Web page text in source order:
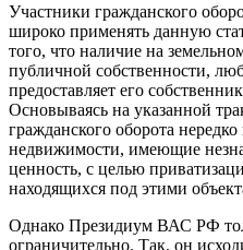
Участники гражданского
широко применять данную
того, что наличие на
публичной собственности,
предоставляет его
Основываясь на указанной
гражданского оборота
недвижимости, имеющие
ценность, с целью
находящихся под этими
Однако Президиум ВАС РФ
ограничительно. Так, он